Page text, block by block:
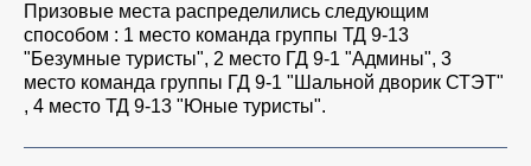
Призовые места распределились следующим
способом : 1 место команда группы ТД 9-13
"Безумные туристы", 2 место ГД 9-1 "Админы", 3
место команда группы ГД 9-1 "Шальной дворик СТЭТ"
, 4 место ТД 9-13 "Юные туристы".